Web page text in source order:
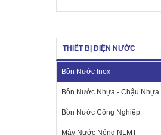
THIẾT BỊ ĐIỆN NƯỚC
Bồn Nước Inox
Bồn Nước Nhựa - Chậu Nhựa
Bồn Nước Công Nghiệp
Máy Nước Nóng NLMT